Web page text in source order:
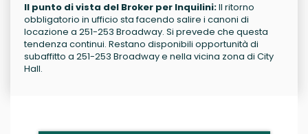
Il punto di vista del Broker per Inquilini:Il ritorno
obbligatorio in ufficio sta facendo salire i canoni di
locazione a 251-253 Broadway. Si prevede che questa
tendenza continui. Restano disponibili opportunità di
subaffitto a 251-253 Broadway e nella vicina zona di City
Hall.